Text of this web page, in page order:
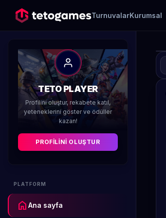
TurnuvalarKurumsal
TETO PLAYER
Profilini oluştur, rekabete katıl,
yeteneklerini göster ve ödüller
kazan!
PROFILINI OLUŞTUR
PLATFORM
home Ana sayfa